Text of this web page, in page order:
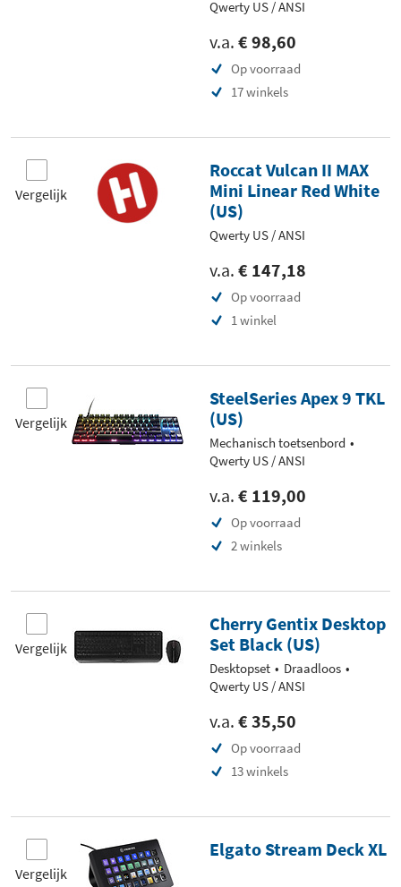
Qwerty US / ANSI
v.a. € 98,60
Op voorraad
17 winkels
Vergelijk
Roccat Vulcan II MAX
Mini Linear Red White
(US)
Qwerty US / ANSI
v.a. € 147,18
Op voorraad
1 winkel
Vergelijk
SteelSeries Apex 9 TKL
(US)
Mechanisch toetsenbord
Qwerty US / ANSI
v.a. € 119,00
Op voorraad
2 winkels
Vergelijk
Cherry Gentix Desktop
Set Black (US)
Desktopset
Draadloos
Qwerty US / ANSI
v.a. € 35,50
Op voorraad
13 winkels
Vergelijk
Elgato Stream Deck XL